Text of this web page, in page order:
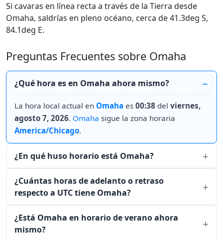
Si cavaras en línea recta a través de la Tierra desde
Omaha, saldrías en pleno océano, cerca de 41.3deg S,
84.1deg E.
Preguntas Frecuentes sobre Omaha
¿Qué hora es en Omaha ahora mismo?
La hora local actual en Omaha es 00:38 del viernes,
agosto 7, 2026. Omaha sigue la zona horaria
America/Chicago.
¿En qué huso horario está Omaha?
¿Cuántas horas de adelanto o retraso
respecto a UTC tiene Omaha?
¿Está Omaha en horario de verano ahora
mismo?